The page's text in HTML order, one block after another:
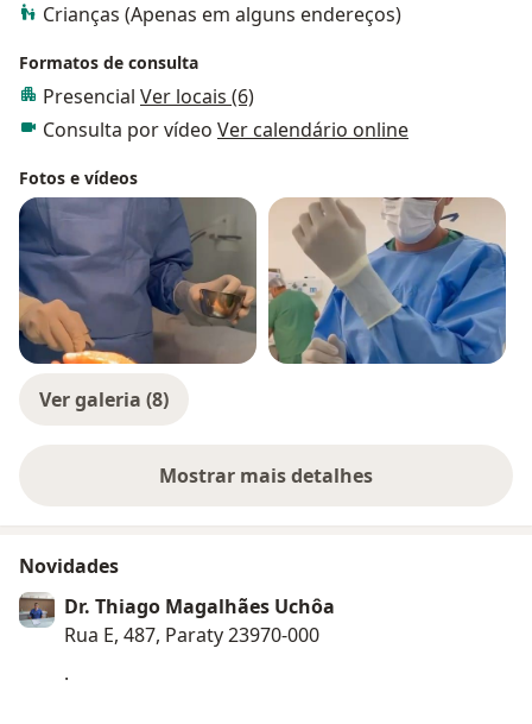
Crianças (Apenas em alguns endereços)
Formatos de consulta
Presencial Ver locais (6)
Consulta por vídeo Ver calendário online
Fotos e vídeos
Ver galeria (8)
Mostrar mais detalhes
sobre a experiência
Novidades
Dr. Thiago Magalhães Uchôa
Rua E, 487, Paraty 23970-000
.